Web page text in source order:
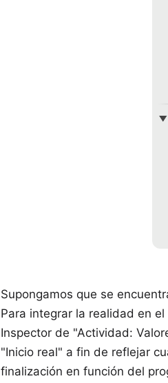
Supongamos que se
Para integrar la realidad en
Inspector de "Actividad:
"Inicio real" a fin de reflejar
finalización en función del